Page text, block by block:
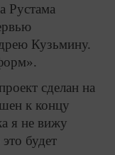
Рустама
Кузьмину.
сделан на
к концу
я не вижу
будет